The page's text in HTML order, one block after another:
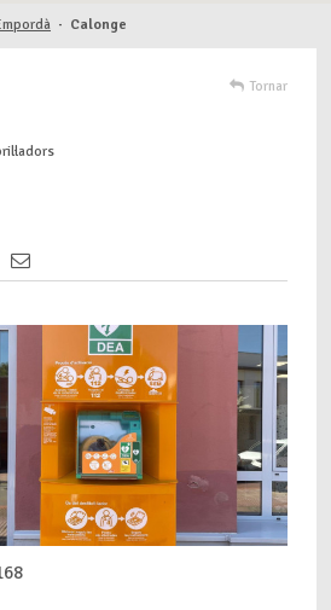
· Calonge
Tornar